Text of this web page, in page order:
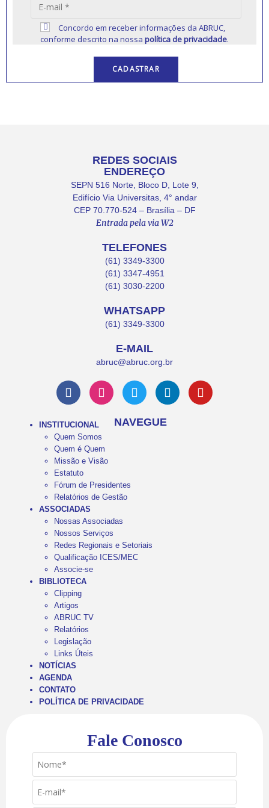
Concordo em receber informações da ABRUC,
conforme descrito na nossa política de privacidade.
REDES SOCIAIS
ENDEREÇO
SEPN 516 Norte, Bloco D, Lote 9,
Edifício Via Universitas, 4° andar
CEP 70.770-524 – Brasília – DF
Entrada pela via W2
TELEFONES
(61) 3349-3300
(61) 3347-4951
(61) 3030-2200
WHATSAPP
(61) 3349-3300
E-MAIL
abruc@abruc.org.br
NAVEGUE
INSTITUCIONAL
Quem Somos
Quem é Quem
Missão e Visão
Estatuto
Fórum de Presidentes
Relatórios de Gestão
ASSOCIADAS
Nossas Associadas
Nossos Serviços
Redes Regionais e Setoriais
Qualificação ICES/MEC
Associe-se
BIBLIOTECA
Clipping
Artigos
ABRUC TV
Relatórios
Legislação
Links Úteis
NOTÍCIAS
AGENDA
CONTATO
POLÍTICA DE PRIVACIDADE
Fale Conosco